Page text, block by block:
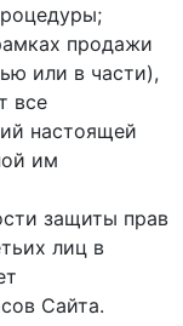
продажи
или в части),
все
настоящей
им
защиты прав
лиц в
Сайта.